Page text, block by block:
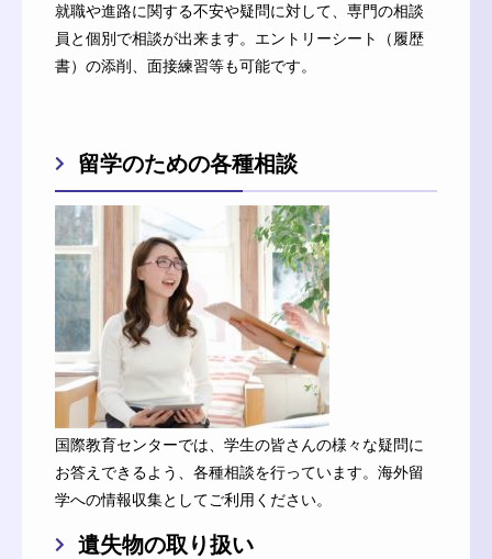
就職や進路に関する不安や疑問に対して、専門の相談
員と個別で相談が出来ます。エントリーシート（履歴
書）の添削、面接練習等も可能です。
留学のための各種相談
国際教育センターでは、学生の皆さんの様々な疑問に
お答えできるよう、各種相談を行っています。海外留
学への情報収集としてご利用ください。
遺失物の取り扱い